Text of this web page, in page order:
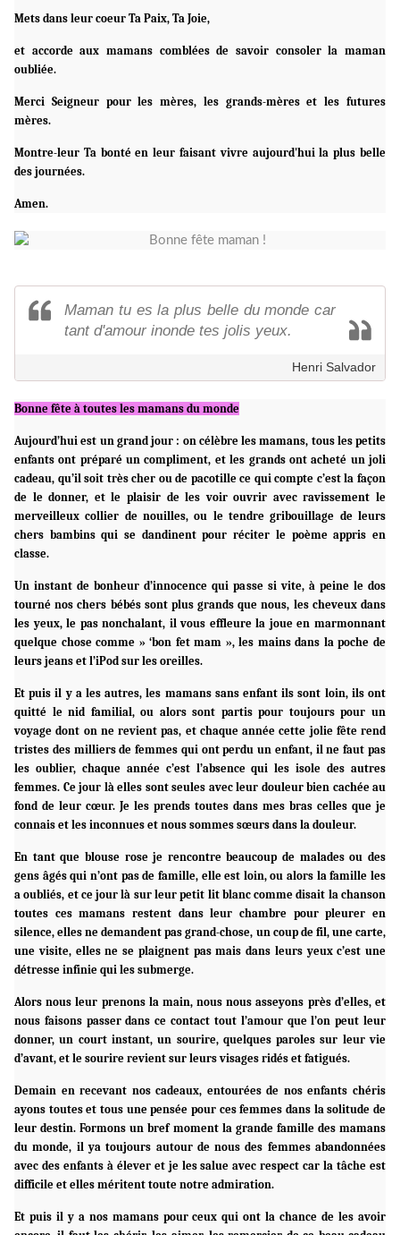
Mets dans leur coeur Ta Paix, Ta Joie,
et accorde aux mamans comblées de savoir consoler la maman
oubliée.
Merci Seigneur pour les mères, les grands-mères et les futures
mères.
Montre-leur Ta bonté en leur faisant vivre aujourd'hui la plus belle
des journées.
Amen.
Maman tu es la plus belle du monde car
tant d'amour inonde tes jolis yeux.
Henri Salvador
Bonne fête à toutes les mamans du monde
Aujourd’hui est un grand jour : on célèbre les mamans, tous les petits
enfants ont préparé un compliment, et les grands ont acheté un joli
cadeau, qu’il soit très cher ou de pacotille ce qui compte c’est la façon
de le donner, et le plaisir de les voir ouvrir avec ravissement le
merveilleux collier de nouilles, ou le tendre gribouillage de leurs
chers bambins qui se dandinent pour réciter le poème appris en
classe.
Un instant de bonheur d’innocence qui passe si vite, à peine le dos
tourné nos chers bébés sont plus grands que nous, les cheveux dans
les yeux, le pas nonchalant, il vous effleure la joue en marmonnant
quelque chose comme » ‘bon fet mam », les mains dans la poche de
leurs jeans et l’iPod sur les oreilles.
Et puis il y a les autres, les mamans sans enfant ils sont loin, ils ont
quitté le nid familial, ou alors sont partis pour toujours pour un
voyage dont on ne revient pas, et chaque année cette jolie fête rend
tristes des milliers de femmes qui ont perdu un enfant, il ne faut pas
les oublier, chaque année c’est l’absence qui les isole des autres
femmes. Ce jour là elles sont seules avec leur douleur bien cachée au
fond de leur cœur. Je les prends toutes dans mes bras celles que je
connais et les inconnues et nous sommes sœurs dans la douleur.
En tant que blouse rose je rencontre beaucoup de malades ou des
gens âgés qui n’ont pas de famille, elle est loin, ou alors la famille les
a oubliés, et ce jour là sur leur petit lit blanc comme disait la chanson
toutes ces mamans restent dans leur chambre pour pleurer en
silence, elles ne demandent pas grand-chose, un coup de fil, une carte,
une visite, elles ne se plaignent pas mais dans leurs yeux c’est une
détresse infinie qui les submerge.
Alors nous leur prenons la main, nous nous asseyons près d’elles, et
nous faisons passer dans ce contact tout l’amour que l’on peut leur
donner, un court instant, un sourire, quelques paroles sur leur vie
d’avant, et le sourire revient sur leurs visages ridés et fatigués.
Demain en recevant nos cadeaux, entourées de nos enfants chéris
ayons toutes et tous une pensée pour ces femmes dans la solitude de
leur destin. Formons un bref moment la grande famille des mamans
du monde, il ya toujours autour de nous des femmes abandonnées
avec des enfants à élever et je les salue avec respect car la tâche est
difficile et elles méritent toute notre admiration.
Et puis il y a nos mamans pour ceux qui ont la chance de les avoir